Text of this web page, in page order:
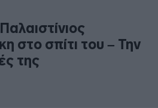
στο σπίτι του – Την
της